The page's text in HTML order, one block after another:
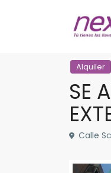
Alquiler
SE
Calle